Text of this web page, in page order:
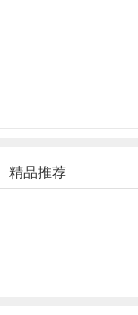
精品推荐